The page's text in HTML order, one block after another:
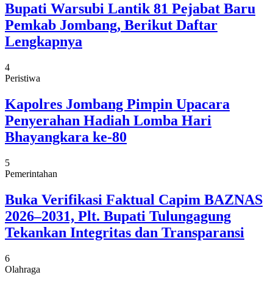
Bupati Warsubi Lantik 81 Pejabat Baru
Pemkab Jombang, Berikut Daftar
Lengkapnya
4
Peristiwa
Kapolres Jombang Pimpin Upacara
Penyerahan Hadiah Lomba Hari
Bhayangkara ke-80
5
Pemerintahan
Buka Verifikasi Faktual Capim BAZNAS
2026–2031, Plt. Bupati Tulungagung
Tekankan Integritas dan Transparansi
6
Olahraga